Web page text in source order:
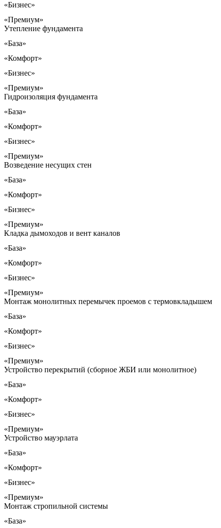
«Бизнес»
«Премиум»
Утепление фундамента
«База»
«Комфорт»
«Бизнес»
«Премиум»
Гидроизоляция фундамента
«База»
«Комфорт»
«Бизнес»
«Премиум»
Возведение несущих стен
«База»
«Комфорт»
«Бизнес»
«Премиум»
Кладка дымоходов и вент каналов
«База»
«Комфорт»
«Бизнес»
«Премиум»
Монтаж монолитных перемычек проемов с термовкладышем
«База»
«Комфорт»
«Бизнес»
«Премиум»
Устройство перекрытий (сборное ЖБИ или монолитное)
«База»
«Комфорт»
«Бизнес»
«Премиум»
Устройство мауэрлата
«База»
«Комфорт»
«Бизнес»
«Премиум»
Монтаж стропильной системы
«База»